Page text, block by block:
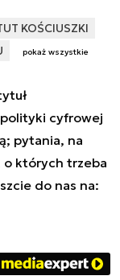
KOŚCIUSZKI
pokaż wszystkie
cyfrowej
pytania, na
których trzeba
do nas na: